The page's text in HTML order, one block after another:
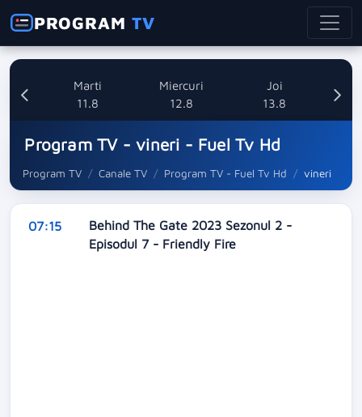
PROGRAMTV
Marti
11.8
Miercuri
12.8
Joi
13.8
Program TV - vineri - Fuel Tv Hd
Program TV Canale TV Program TV - Fuel Tv Hd vineri
07:15
Behind The Gate 2023 Sezonul 2 -
Episodul 7 - Friendly Fire